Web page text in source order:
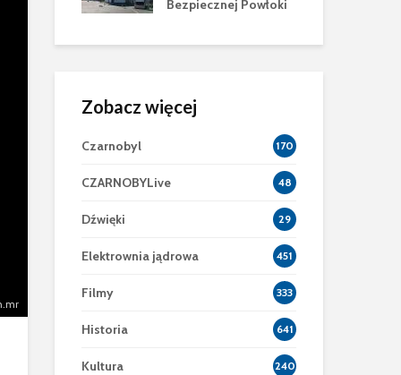
Zobacz więcej
Czarnobyl 170
CZARNOBYLive 48
Dźwięki 29
Elektrownia jądrowa 451
Filmy 333
Historia 641
Kultura 240